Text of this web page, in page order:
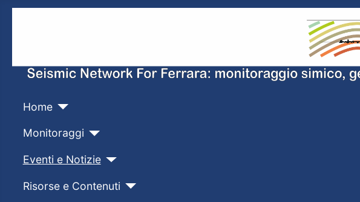
Home
Monitoraggi
Eventi e Notizie
Risorse e Contenuti